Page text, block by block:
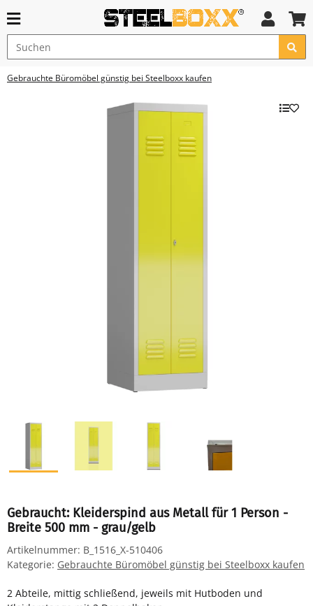
Gebrauchte Büromöbel günstig bei Steelboxx kaufen
Gebraucht: Kleiderspind aus Metall für 1 Person -
Breite 500 mm - grau/gelb
Artikelnummer: B_1516_X-510406
Kategorie: Gebrauchte Büromöbel günstig bei Steelboxx kaufen
2 Abteile, mittig schließend, jeweils mit Hutboden und